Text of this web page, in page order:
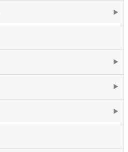
▶
▶
▶
▶